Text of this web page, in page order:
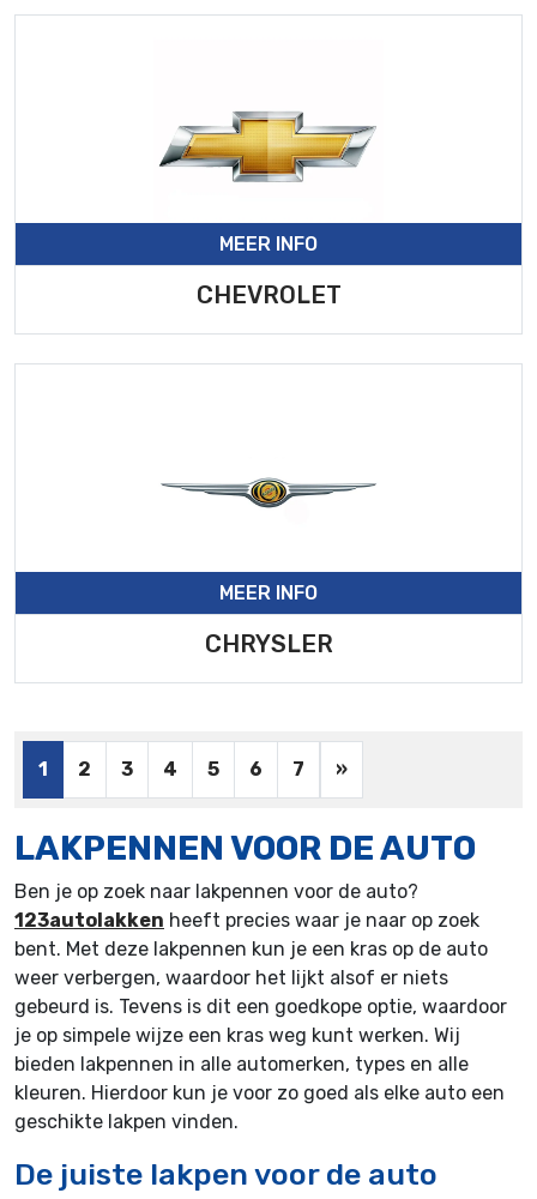
MEER INFO
CHEVROLET
MEER INFO
CHRYSLER
1 2 3 4 5 6 7 »
LAKPENNEN VOOR DE AUTO
Ben je op zoek naar lakpennen voor de auto?
123autolakken heeft precies waar je naar op zoek
bent. Met deze lakpennen kun je een kras op de auto
weer verbergen, waardoor het lijkt alsof er niets
gebeurd is. Tevens is dit een goedkope optie, waardoor
je op simpele wijze een kras weg kunt werken. Wij
bieden lakpennen in alle automerken, types en alle
kleuren. Hierdoor kun je voor zo goed als elke auto een
geschikte lakpen vinden.
De juiste lakpen voor de auto